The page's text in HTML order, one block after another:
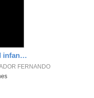
Vídeo festival de navidad infantil 5 años B, primera parte.
FERNANDO